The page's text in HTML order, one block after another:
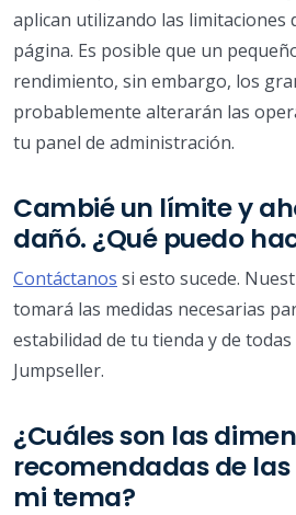
aplican utilizando las limitaciones
página. Es posible que un
rendimiento, sin embargo, los
probablemente alterarán las
tu panel de administración.
Cambié un límite y
dañó. ¿Qué puedo
Contáctanos si esto sucede.
tomará las medidas necesarias
estabilidad de tu tienda y de
Jumpseller.
¿Cuáles son las
recomendadas de
mi tema?